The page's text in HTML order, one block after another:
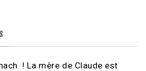
! La mère de Claude est